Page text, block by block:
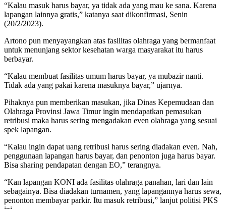
“Kalau masuk harus bayar, ya tidak ada yang mau ke sana. Karena
lapangan lainnya gratis,” katanya saat dikonfirmasi, Senin
(20/2/2023).
Artono pun menyayangkan atas fasilitas olahraga yang bermanfaat
untuk menunjang sektor kesehatan warga masyarakat itu harus
berbayar.
“Kalau membuat fasilitas umum harus bayar, ya mubazir nanti.
Tidak ada yang pakai karena masuknya bayar,” ujarnya.
Pihaknya pun memberikan masukan, jika Dinas Kepemudaan dan
Olahraga Provinsi Jawa Timur ingin mendapatkan pemasukan
retribusi maka harus sering mengadakan even olahraga yang sesuai
spek lapangan.
“Kalau ingin dapat uang retribusi harus sering diadakan even. Nah,
penggunaan lapangan harus bayar, dan penonton juga harus bayar.
Bisa sharing pendapatan dengan EO,” terangnya.
“Kan lapangan KONI ada fasilitas olahraga panahan, lari dan lain
sebagainya. Bisa diadakan turnamen, yang lapangannya harus sewa,
penonton membayar parkir. Itu masuk retribusi,” lanjut politisi PKS